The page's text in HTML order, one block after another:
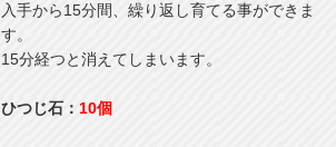
入手から15分間、繰り返し育てる事ができま
す。
15分経つと消えてしまいます。
ひつじ石： 10個